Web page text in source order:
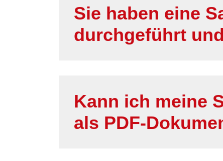
Sie haben eine
durchgeführt
Kann ich meine
als PDF-